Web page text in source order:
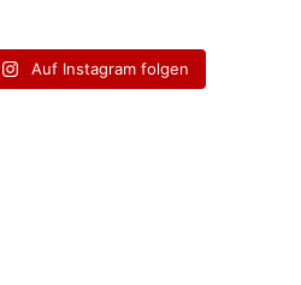
Auf Instagram folgen